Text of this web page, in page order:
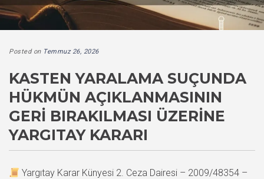
Posted on Temmuz 26, 2026
KASTEN YARALAMA SUÇUNDA
HÜKMÜN AÇIKLANMASININ
GERI BIRAKILMASI ÜZERINE
YARGITAY KARARI
Yargıtay Karar Künyesi 2. Ceza Dairesi – 2009/48354 –